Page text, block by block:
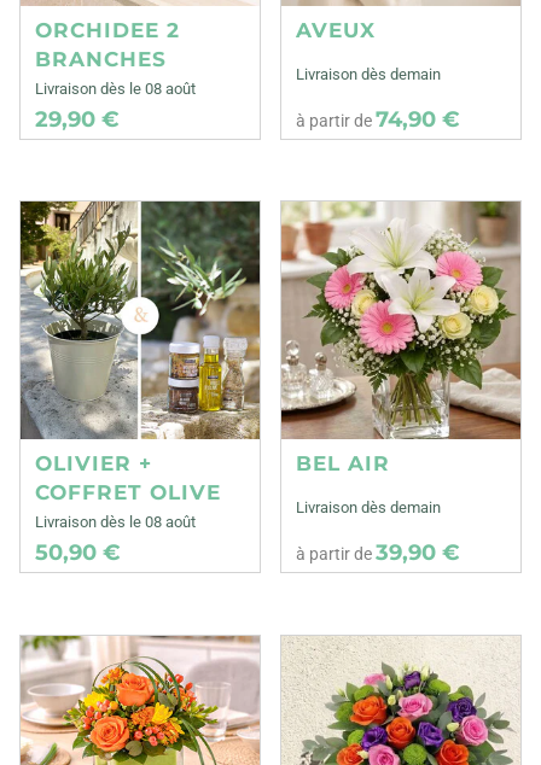
ORCHIDEE 2
BRANCHES
Livraison dès le 08 août
29,90 €
AVEUX
Livraison dès demain
à partir de74,90 €
OLIVIER +
COFFRET OLIVE
Livraison dès le 08 août
50,90 €
BEL AIR
Livraison dès demain
à partir de39,90 €